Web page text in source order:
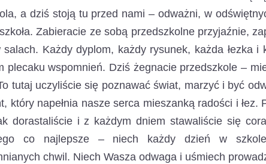
a dziś stoją tu przed nami – odważni, w
Zabieracie ze sobą przedszkolne przyjaźnie,
salach. Każdy dyplom, każdy rysunek, każda łezka i
plecaku wspomnień. Dziś żegnacie przedszkole –
tutaj uczyliście się poznawać świat, marzyć i być
który napełnia nasze serca mieszanką radości i
dorastaliście i z każdym dniem stawaliście się
co najlepsze – niech każdy dzień w
chwil. Niech Wasza odwaga i uśmiech